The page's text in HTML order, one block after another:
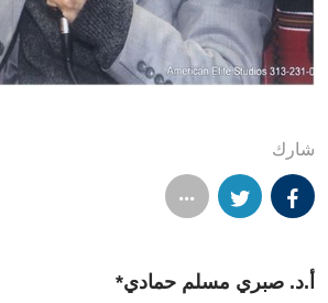
شارك
أ.د. صبري مسلم حمادي*